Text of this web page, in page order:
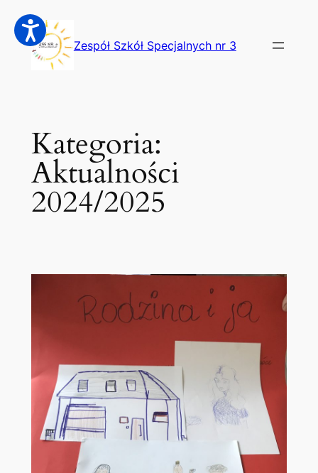
Przejdź
do
treści
Zespół Szkół Specjalnych nr 3
Kategoria:
Aktualności
2024/2025